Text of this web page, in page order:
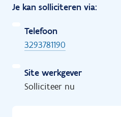
Je kan solliciteren via:
Telefoon
3293781190
Site werkgever
Solliciteer nu